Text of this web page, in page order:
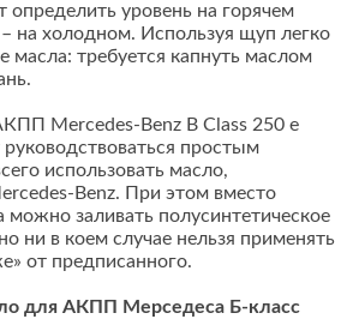
определить уровень на горячем
на холодном. Используя щуп легко
масла: требуется капнуть маслом
Mercedes-Benz B Class 250 e
простым
использовать масло,
Benz. При этом вместо
можно заливать полусинтетическое
ни в коем случае нельзя применять
от предписанного.
для АКПП Мерседеса Б-класс